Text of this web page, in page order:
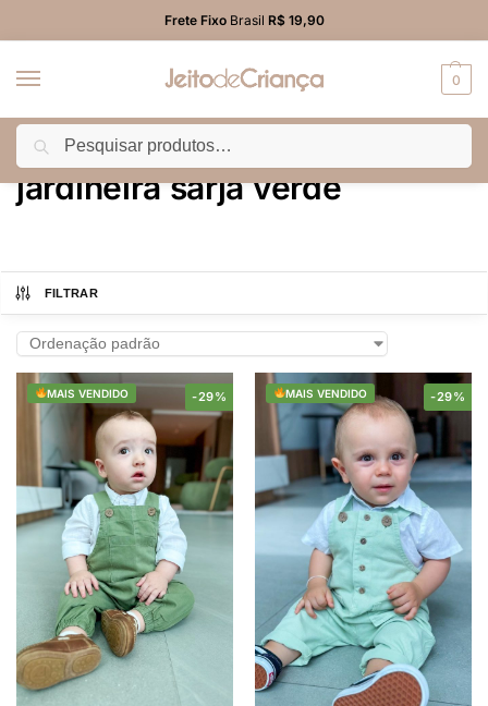
Frete FixoBrasil R$ 19,90
0
Início Produtos marcados com a tag “jardineira sarja verde”
jardineira sarja verde
FILTRAR
-29%
MAIS VENDIDO -29%
MAIS VENDIDO